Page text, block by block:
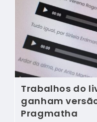
Trabalhos do
ganham
Pragmatha